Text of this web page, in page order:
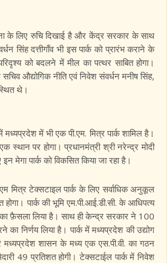
के लिए रुचि दिखाई है और केंद्र सरकार के साथ
सिंह दत्तीगाँव भी इस पार्क को प्रारंभ कराने के
को बदलने में मील का पत्थर साबित होगा।
औद्योगिक नीति एवं निवेश संवर्धन मनीष सिंह,
थे।
में भी एक पी.एम. मित्र पार्क शामिल है।
स्थान पर होगा। प्रधानमंत्री श्री नरेन्द्र मोदी
पार्क को विकसित किया जा रहा है।
मित्र टेक्सटाइल पार्क के लिए सर्वाधिक अनुकूल
पार्क की भूमि एम.पी.आई.डी.सी. के आधिपत्य
फ़ैसला लिया है। साथ ही केन्द्र सरकार ने 100
निर्णय लिया है। पार्क में मध्यप्रदेश की उद्योग
शासन के मध्य एक एस.पी.वी. का गठन
49 प्रतिशत होगी। टेक्सटाईल पार्क में निवेश